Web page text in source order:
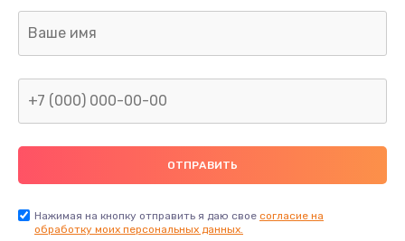
Нажимая на кнопку отправить я даю свое согласие на
обработку моих персональных данных.